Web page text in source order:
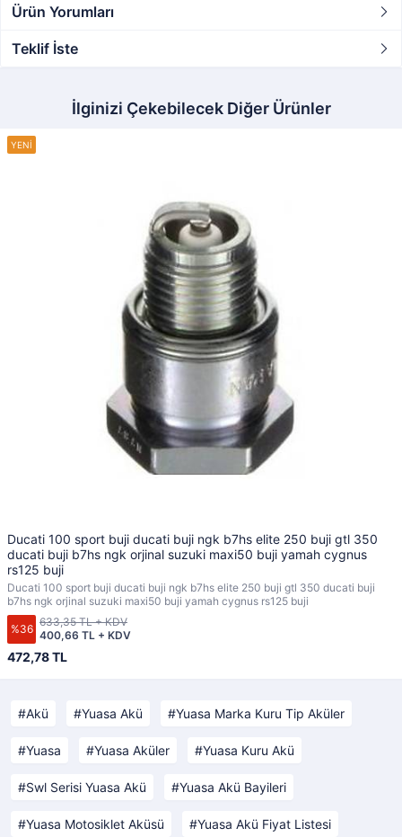
Ürün Yorumları
Teklif İste
İlginizi Çekebilecek Diğer Ürünler
Ducati 100 sport buji ducati buji ngk b7hs elite 250 buji gtl 350
ducati buji b7hs ngk orjinal suzuki maxi50 buji yamah cygnus
rs125 buji
Ducati 100 sport buji ducati buji ngk b7hs elite 250 buji gtl 350 ducati buji
b7hs ngk orjinal suzuki maxi50 buji yamah cygnus rs125 buji
%36
472,78 TL
400,66 TL + KDV
633,35 TL + KDV
Akü Yuasa Akü Yuasa Marka Kuru Tip Aküler
Yuasa Yuasa Aküler Yuasa Kuru Akü
Swl Serisi Yuasa Akü Yuasa Akü Bayileri
Yuasa Motosiklet Aküsü Yuasa Akü Fiyat Listesi